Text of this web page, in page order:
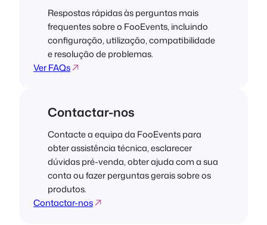
Respostas rápidas às perguntas mais
frequentes sobre o FooEvents, incluindo
configuração, utilização, compatibilidade
e resolução de problemas.
Ver FAQs
Contactar-nos
Contacte a equipa da FooEvents para
obter assistência técnica, esclarecer
dúvidas pré-venda, obter ajuda com a sua
conta ou fazer perguntas gerais sobre os
produtos.
Contactar-nos